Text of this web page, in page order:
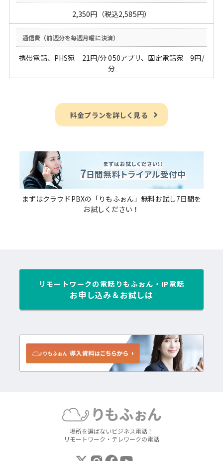
2,350円（税込2,585円）
携帯電話、PHS宛 21円/分 050アプリ、固定電話宛9円/
分
料金プランを詳しく見る
まずはクラウドPBXの「りもふぉん」無料お試し7日間を
お試しください！
リモートワークの電話 りもふぉん・IP電話
お申し込み＆お試しは
場所を選ばないビジネス電話！
リモートワーク・テレワークの電話